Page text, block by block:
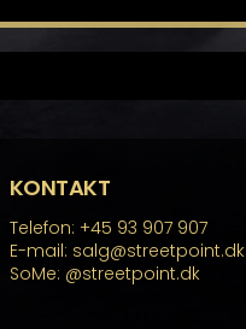
KONTAKT
Telefon: +45 93 907 907
E-mail: salg@streetpoint.dk
SoMe: @streetpoint.dk